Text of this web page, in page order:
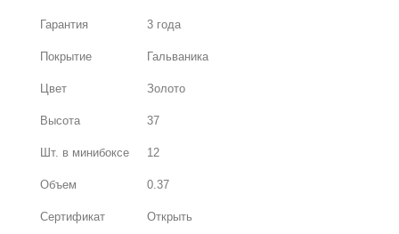
Гарантия 3 года
Покрытие Гальваника
Цвет Золото
Высота 37
Шт. в минибоксе 12
Объем 0.37
Сертификат Открыть